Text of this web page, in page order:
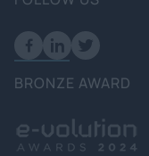
BRONZE AWARD